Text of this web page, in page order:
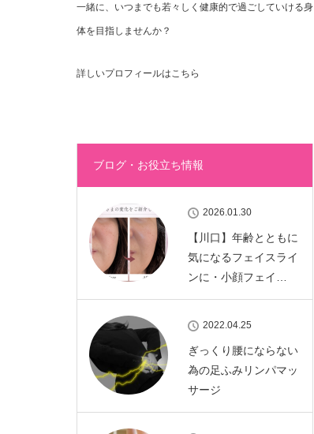
一緒に、いつまでも若々しく健康的で過ごしていける身
体を目指しませんか？
詳しいプロフィールはこちら
ブログ・お役立ち情報
2026.01.30
【川口】年齢とともに
気になるフェイスライ
ンに・小顔フェイ…
2022.04.25
ぎっくり腰にならない
為の足ふみリンパマッ
サージ